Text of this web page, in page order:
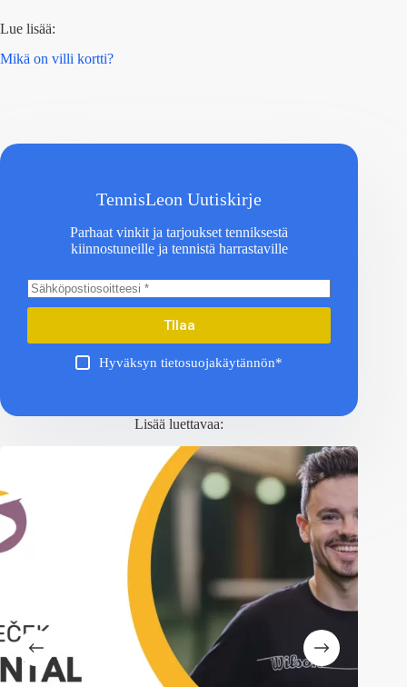
Lue lisää:
Mikä on villi kortti?
TennisLeon Uutiskirje
Parhaat vinkit ja tarjoukset tenniksestä
kiinnostuneille ja tennistä harrastaville
TIlaa
Hyväksyn tietosuojakäytännön*
Lisää luettavaa: